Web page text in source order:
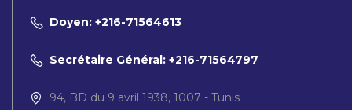
Doyen: +216-71564613
Secrétaire Général: +216-71564797
94, BD du 9 avril 1938, 1007 - Tunis